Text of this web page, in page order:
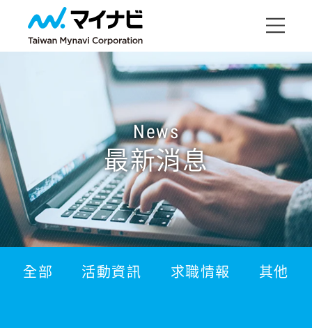
News
最新消息
全部 活動資訊 求職情報 其他